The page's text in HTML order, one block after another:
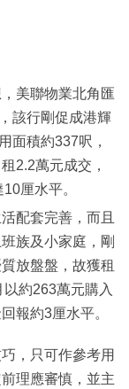
美聯物業北角匯
該行剛促成港輝
面積約337呎，
2.2萬元成交，
厘水平。
配套完善，而且
族及小家庭，剛
放盤盤，故獲租
約263萬元購入
報約3厘水平。
，只可作參考用
理應審慎，並主